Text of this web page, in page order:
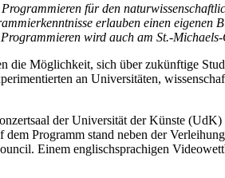
für den
erlauben einen
wird auch am St.-Michaels-
Möglichkeit, sich über zukünftige
an Universitäten,
der Universität der Künste
Programm stand neben der
Einem englischsprachigen